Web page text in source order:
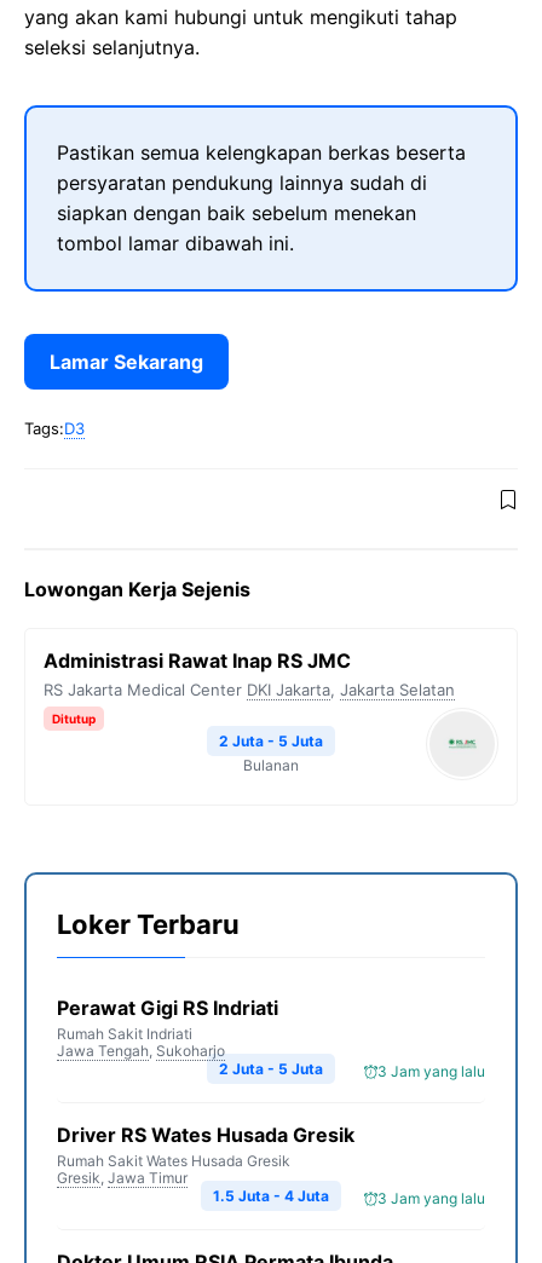
yang akan kami hubungi untuk mengikuti tahap
seleksi selanjutnya.
Pastikan semua kelengkapan berkas beserta
persyaratan pendukung lainnya sudah di
siapkan dengan baik sebelum menekan
tombol lamar dibawah ini.
Lamar Sekarang
Tags:D3
Lowongan Kerja Sejenis
Administrasi Rawat Inap RS JMC
RS Jakarta Medical Center DKI Jakarta, Jakarta Selatan
Ditutup
2 Juta - 5 Juta
Bulanan
Loker Terbaru
Perawat Gigi RS Indriati
Rumah Sakit Indriati
Jawa Tengah, Sukoharjo
3 Jam yang lalu
2 Juta - 5 Juta
Driver RS Wates Husada Gresik
Rumah Sakit Wates Husada Gresik
Gresik, Jawa Timur
3 Jam yang lalu
1.5 Juta - 4 Juta